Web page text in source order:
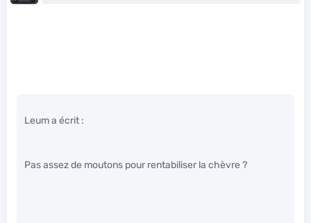
Leum a écrit :
Pas assez de moutons pour rentabiliser la chèvre ?